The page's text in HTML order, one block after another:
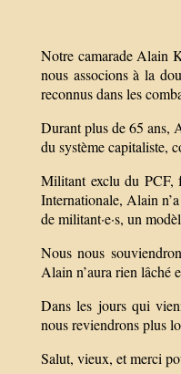
Notre camarade Alain
nous associons à la
reconnus dans les
Durant plus de 65 ans,
du système capitaliste,
Militant exclu du PCF,
Internationale, Alain
de militant·e·s, un
Nous nous
Alain n’aura rien lâché
Dans les jours qui
nous reviendrons plus
Salut, vieux, et merci